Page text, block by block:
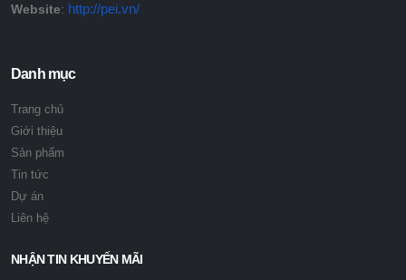
Website: http://pei.vn/
Danh mục
Trang chủ
Giới thiệu
Sản phẩm
Tin tức
Dự án
Liên hệ
NHẬN TIN KHUYẾN MÃI